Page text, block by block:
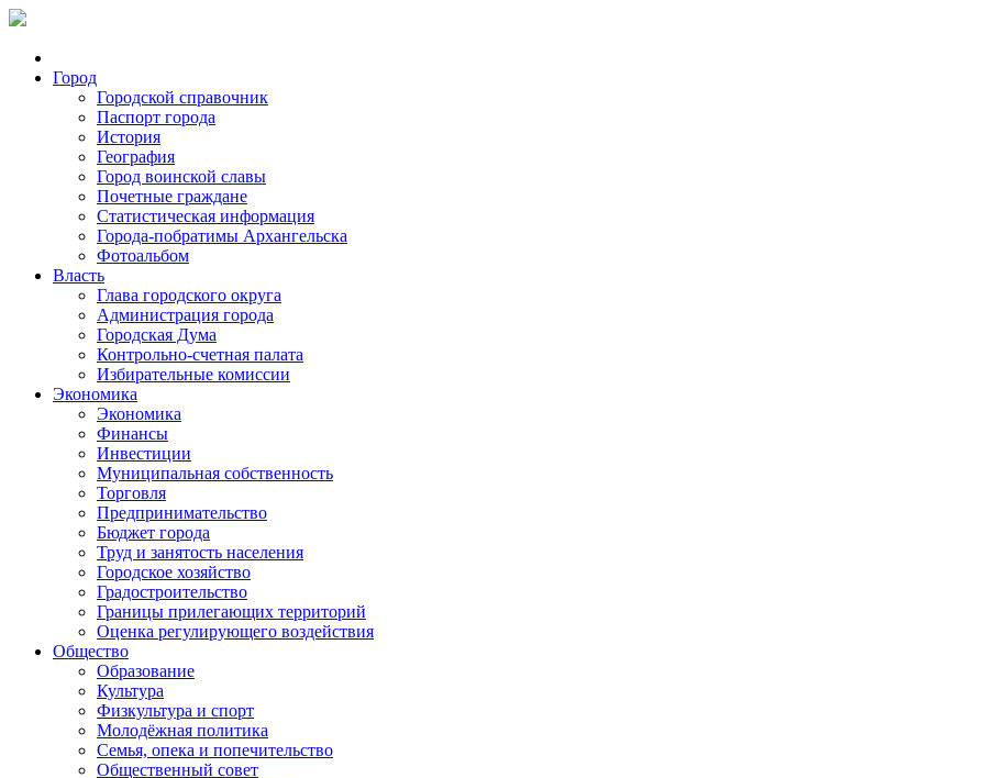
Город
Городской справочник
Паспорт города
История
География
Город воинской славы
Почетные граждане
Статистическая информация
Города-побратимы Архангельска
Фотоальбом
Власть
Глава городского округа
Администрация города
Городская Дума
Контрольно-счетная палата
Избирательные комиссии
Экономика
Экономика
Финансы
Инвестиции
Муниципальная собственность
Торговля
Предпринимательство
Бюджет города
Труд и занятость населения
Городское хозяйство
Градостроительство
Границы прилегающих территорий
Оценка регулирующего воздействия
Общество
Образование
Культура
Физкультура и спорт
Молодёжная политика
Семья, опека и попечительство
Общественный совет